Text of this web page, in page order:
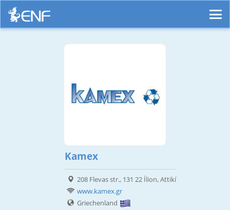
Κamex
208 Flevas str., 131 22 Ílion, Attikí
www.kamex.gr
Griechenland